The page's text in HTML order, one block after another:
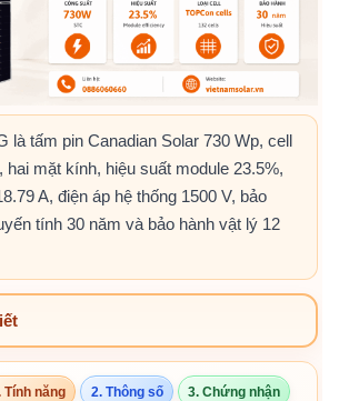
là tấm pin Canadian Solar 730 Wp, cell
hai mặt kính, hiệu suất module 23.5%,
A, điện áp hệ thống 1500 V, bảo
tính 30 năm và bảo hành vật lý 12
Tính năng 2. Thông số 3. Chứng nhận